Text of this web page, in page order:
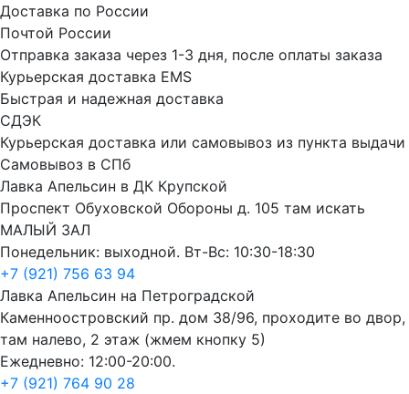
Доставка по России
Почтой России
Отправка заказа через 1-3 дня, после оплаты заказа
Курьерская доставка EMS
Быстрая и надежная доставка
СДЭК
Курьерская доставка или самовывоз из пункта выдачи
Самовывоз в СПб
Лавка Апельсин в ДК Крупской
Проспект Обуховской Обороны д. 105 там искать
МАЛЫЙ ЗАЛ
Понедельник: выходной. Вт-Вс: 10:30-18:30
+7 (921) 756 63 94
Лавка Апельсин на Петроградской
Каменноостровский пр. дом 38/96, проходите во двор,
там налево, 2 этаж (жмем кнопку 5)
Ежедневно: 12:00-20:00.
+7 (921) 764 90 28